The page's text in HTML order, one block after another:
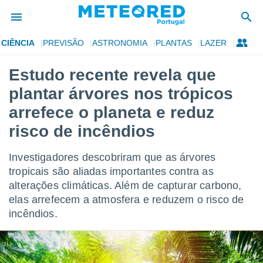
da
foi
para
as
fornecidas
a este
das
e
forma
digital
CIÊNCIA PREVISÃO ASTRONOMIA PLANTAS LAZER
Estudo recente revela que
plantar árvores nos trópicos
arrefece o planeta e reduz
risco de incêndios
Investigadores descobriram que as árvores
tropicais são aliadas importantes contra as
alterações climáticas. Além de capturar carbono,
elas arrefecem a atmosfera e reduzem o risco de
incêndios.